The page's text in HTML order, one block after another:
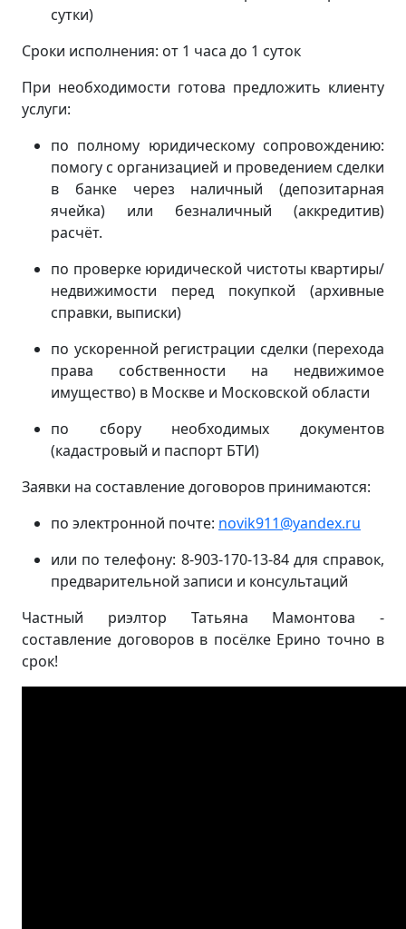
сутки)
Сроки исполнения: от 1 часа до 1 суток
При необходимости готова предложить клиенту
услуги:
по полному юридическому сопровождению:
помогу с организацией и проведением сделки
в банке через наличный (депозитарная
ячейка) или безналичный (аккредитив)
расчёт.
по проверке юридической чистоты квартиры/
недвижимости перед покупкой (архивные
справки, выписки)
по ускоренной регистрации сделки (перехода
права собственности на недвижимое
имущество) в Москве и Московской области
по сбору необходимых документов
(кадастровый и паспорт БТИ)
Заявки на составление договоров принимаются:
по электронной почте: novik911@yandex.ru
или по телефону: 8-903-170-13-84 для справок,
предварительной записи и консультаций
Частный риэлтор Татьяна Мамонтова -
составление договоров в посёлке Ерино точно в
срок!